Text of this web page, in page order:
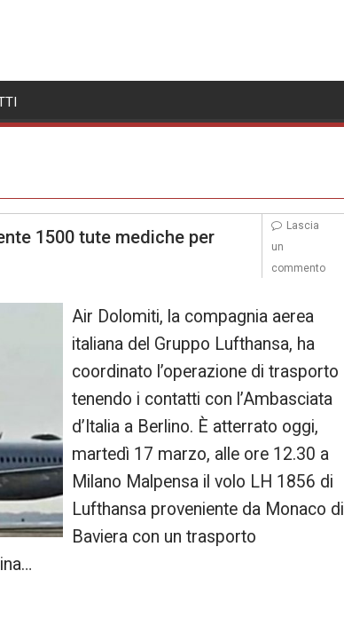
1500 tute mediche per
Air Dolomiti, la compagnia aerea
italiana del Gruppo Lufthansa, ha
coordinato l’operazione di trasporto
tenendo i contatti con l’Ambasciata
d’Italia a Berlino. È atterrato oggi,
martedì 17 marzo, alle ore 12.30 a
Milano Malpensa il volo LH 1856 di
Lufthansa proveniente da Monaco di
Baviera con un trasporto
Lascia
un
commento